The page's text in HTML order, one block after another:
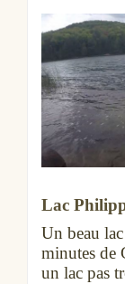
Lac
Un beau
minutes de
un lac pas